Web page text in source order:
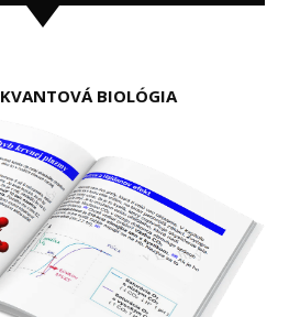
KVANTOVÁ BIOLÓGIA